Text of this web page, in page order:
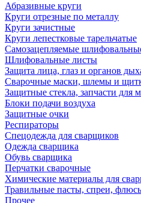
Абразивные круги
Круги отрезные по металлу
Круги зачистные
Круги лепестковые тарельчатые
Самозацепляемые
Шлифовальные листы
Защита лица, глаз и органов
Сварочные маски, шлемы и
Защитные стекла, запчасти для
Блоки подачи воздуха
Защитные очки
Респираторы
Спецодежда для сварщиков
Одежда сварщика
Обувь сварщика
Перчатки сварочные
Химические материалы для
Травильные пасты, спреи,
Прочее